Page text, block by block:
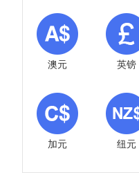
澳元 英镑
加元 纽元